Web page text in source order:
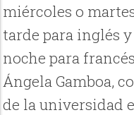
miércoles o
tarde para inglés
noche para
Ángela Gamboa,
de la universidad